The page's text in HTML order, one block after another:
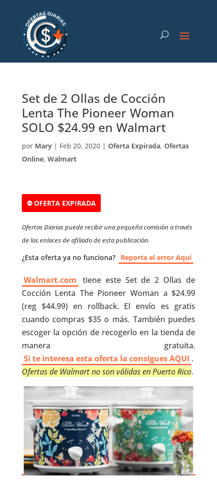
Set de 2 Ollas de Cocción
Lenta The Pioneer Woman
SOLO $24.99 en Walmart
por Mary| Feb 20, 2020| Oferta Expirada, Ofertas
Online, Walmart
⛔ OFERTA EXPIRADA
Ofertas Diarias puede recibir una pequeña comisión a través
de los enlaces de afiliado de esta publicación.
¿Esta oferta ya no funciona? Reporta el error Aquí
Walmart.com
tiene este Set de 2 Ollas de
Cocción Lenta The Pioneer Woman a $24.99
(reg $44.99) en rollback. El envío es gratis
cuando compras $35 o más. También puedes
escoger la opción de recogerlo en la tienda de
manera gratuita.
Si te interesa esta oferta la consigues AQUI .
Ofertas de Walmart no son válidas en Puerto Rico.